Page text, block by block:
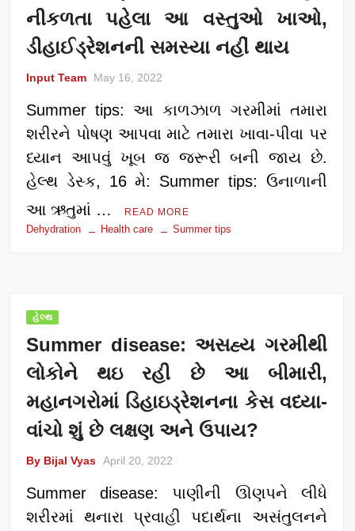
નીકળતા પહેલા આ વસ્તુઓ ખાઓ,
ડીહાઈડ્રેશનની સમસ્યા નહીં થાય
Input Team May 16, 2022
Summer tips: આ કાળઝાળ ગરમીમાં તમારા
શરીરને પોષણ આપવા માટે તમારા ખાવા-પીવા પર
ધ્યાન આપવું ખૂબ જ જરૂરી બની જાય છે.
હેલ્થ ડેસ્ક, 16 મે: Summer tips: ઉનાળાની
આ ઋતુમાં …
READ MORE
Dehydration Health care Summer tips
હેલ્થ
Summer disease: અસહ્ય ગરમીથી
લોકોને થઇ રહી છે આ બીમારી,
મહાનગરોમાં ડિહાઇડ્રેશનના કેસ વધ્યા-
વાંચો શું છે લક્ષણ અને ઉપાય?
By Bijal Vyas April 20, 2022
Summer disease: પાણીની ઊણપને લીધે
શરીરમાં થનારા પ્રવાહી પદાર્થના અસંતુલનને